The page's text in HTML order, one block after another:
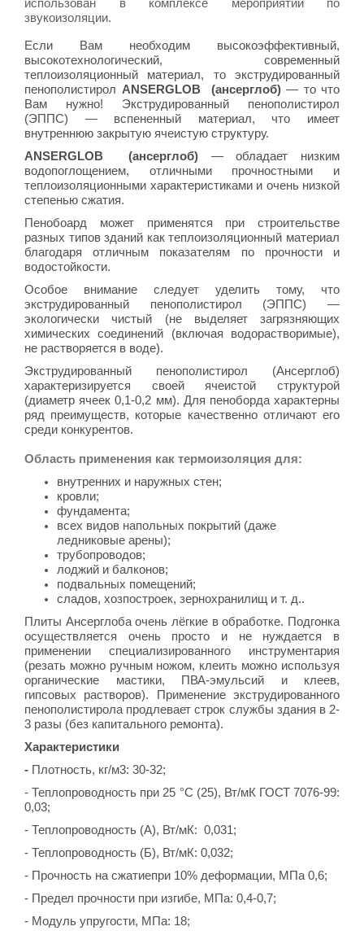
звукоизоляции.
Если Вам необходим высокоэффективный,
высокотехнологический, современный
теплоизоляционный материал, то экструдированный
пенополистирол ANSERGLOB (ансерглоб)— то что
Вам нужно! Экструдированный пенополистирол
(ЭППС) — вспененный материал, что имеет
внутреннюю закрытую ячеистую структуру.
ANSERGLOB (ансерглоб) — обладает низким
водопоглощением, отличными прочностными и
теплоизоляционными характеристиками и очень низкой
степенью сжатия.
Пенобоард может применятся при строительстве
разных типов зданий как теплоизоляционный материал
благодаря отличным показателям по прочности и
водостойкости.
Особое внимание следует уделить тому, что
экструдированный пенополистирол (ЭППС) —
экологически чистый (не выделяет загрязняющих
химических соединений (включая водорастворимые),
не растворяется в воде).
Экструдированный пенополистирол (Ансерглоб)
характеризируется своей ячеистой структурой
(диаметр ячеек 0,1-0,2 мм). Для пеноборда характерны
ряд преимуществ, которые качественно отличают его
среди конкурентов.
Область применения как термоизоляция для:
внутренних и наружных стен;
кровли;
фундамента;
всех видов напольных покрытий (даже
ледниковые арены);
трубопроводов;
лоджий и балконов;
подвальных помещений;
сладов, хозпостроек, зернохранилищ и т. д..
Плиты Ансерглоба очень лёгкие в обработке. Подгонка
осуществляется очень просто и не нуждается в
применении специализированного инструментария
(резать можно ручным ножом, клеить можно используя
органические мастики, ПВА-эмульсий и клеев,
гипсовых растворов). Применение экструдированного
пенополистирола продлевает строк службы здания в 2-
3 разы (без капитального ремонта).
Характеристики
- Плотность, кг/м3: 30-32;
- Теплопроводность при 25 °С (25), Вт/мК ГОСТ 7076-99:
0,03;
- Теплопроводность (А), Вт/мК: 0,031;
- Теплопроводность (Б), Вт/мК: 0,032;
- Прочность на сжатиепри 10% деформации, МПа 0,6;
- Предел прочности при изгибе, МПа: 0,4-0,7;
- Модуль упругости, МПа: 18;